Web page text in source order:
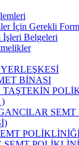
İçin Gerekli
İşleri Belgeleri
BİNASI
TAŞTEKİN
)